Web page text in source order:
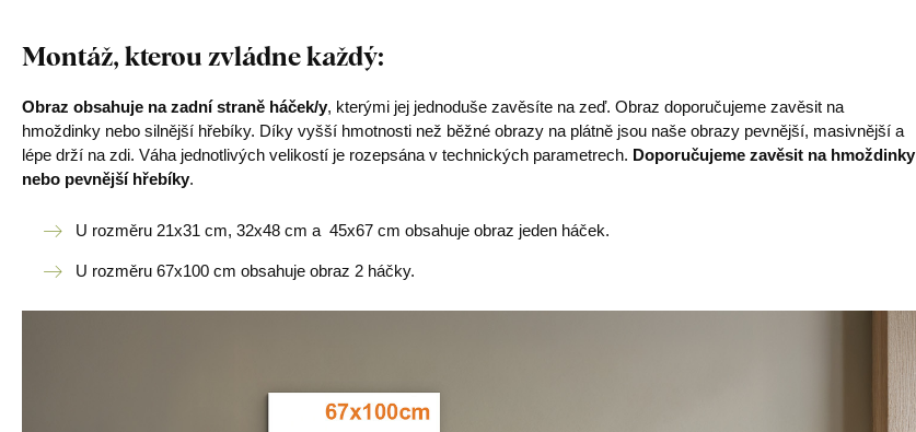
Montáž, kterou zvládne každý:
Obraz obsahuje na zadní straně háček/y, kterými jej jednoduše zavěsíte na zeď. Obraz doporučujeme zavěsit na
hmoždinky nebo silnější hřebíky. Díky vyšší hmotnosti než běžné obrazy na plátně jsou naše obrazy pevnější, masivnější a
lépe drží na zdi. Váha jednotlivých velikostí je rozepsána v technických parametrech. Doporučujeme zavěsit na hmoždinky
nebo pevnější hřebíky.
U rozměru 21x31 cm, 32x48 cm a 45x67 cm obsahuje obraz jeden háček.
U rozměru 67x100 cm obsahuje obraz 2 háčky.